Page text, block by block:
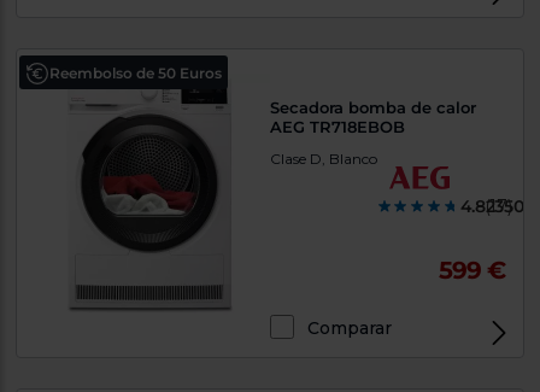
Reembolso de 50 Euros
Secadora bomba de calor
AEG TR718EBOB
Clase D, Blanco
(17)
599 €
Comparar